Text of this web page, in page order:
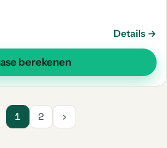
Details →
berekenen
1 2 ›